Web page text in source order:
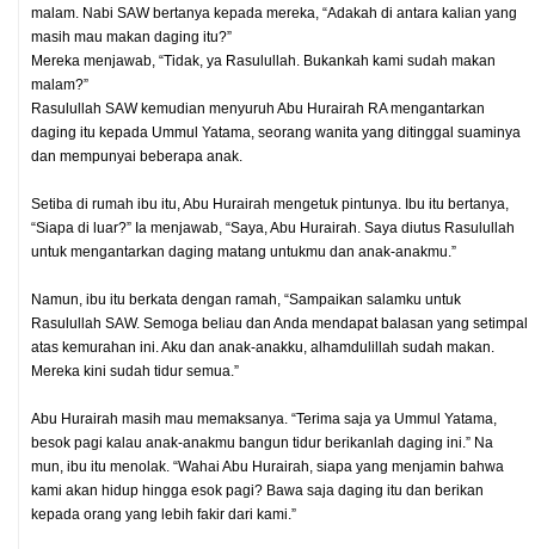
malam. Nabi SAW bertanya kepada mereka, “Adakah di antara kalian yang
masih mau makan daging itu?”
Mereka menjawab, “Tidak, ya Rasulullah. Bukankah kami sudah makan
malam?”
Rasulullah SAW kemudian menyuruh Abu Hurairah RA mengantarkan
daging itu kepada Ummul Yatama, seorang wanita yang ditinggal suaminya
dan mempunyai beberapa anak.
Setiba di rumah ibu itu, Abu Hurairah mengetuk pintunya. Ibu itu bertanya,
“Siapa di luar?” Ia menjawab, “Saya, Abu Hurairah. Saya diutus Rasulullah
untuk mengantarkan daging matang untukmu dan anak-anakmu.”
Namun, ibu itu berkata dengan ramah, “Sampaikan salamku untuk
Rasulullah SAW. Semoga beliau dan Anda mendapat balasan yang setimpal
atas kemurahan ini. Aku dan anak-anakku, alhamdulillah sudah makan.
Mereka kini sudah tidur semua.”
Abu Hurairah masih mau memaksanya. “Terima saja ya Ummul Yatama,
besok pagi kalau anak-anakmu bangun tidur berikanlah daging ini.” Na
mun, ibu itu menolak. “Wahai Abu Hurairah, siapa yang menjamin bahwa
kami akan hidup hingga esok pagi? Bawa saja daging itu dan berikan
kepada orang yang lebih fakir dari kami.”